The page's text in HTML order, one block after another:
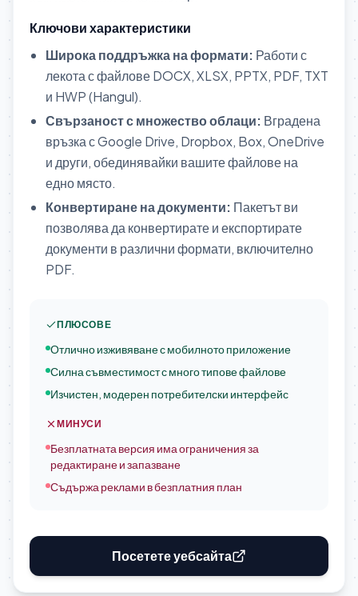
Ключови характеристики
Широка поддръжка на формати: Работи с
лекота с файлове DOCX, XLSX, PPTX, PDF, TXT
и HWP (Hangul).
Свързаност с множество облаци: Вградена
връзка с Google Drive, Dropbox, Box, OneDrive
и други, обединявайки вашите файлове на
едно място.
Конвертиране на документи: Пакетът ви
позволява да конвертирате и експортирате
документи в различни формати, включително
PDF.
ПЛЮСОВЕ
Отлично изживяване с мобилното приложение
Силна съвместимост с много типове файлове
Изчистен, модерен потребителски интерфейс
МИНУСИ
Безплатната версия има ограничения за
редактиране и запазване
Съдържа реклами в безплатния план
Посетете уебсайта